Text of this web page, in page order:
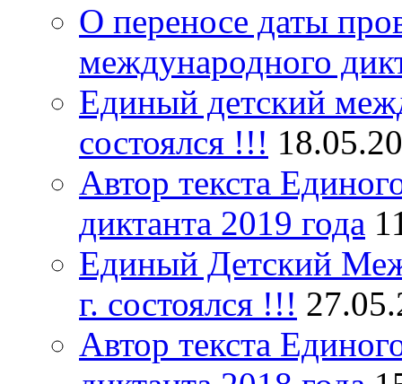
О переносе даты
международного
Единый детский
состоялся !!!
Автор текста
диктанта 2019 года
Единый Детский
г. состоялся !!!
Автор текста